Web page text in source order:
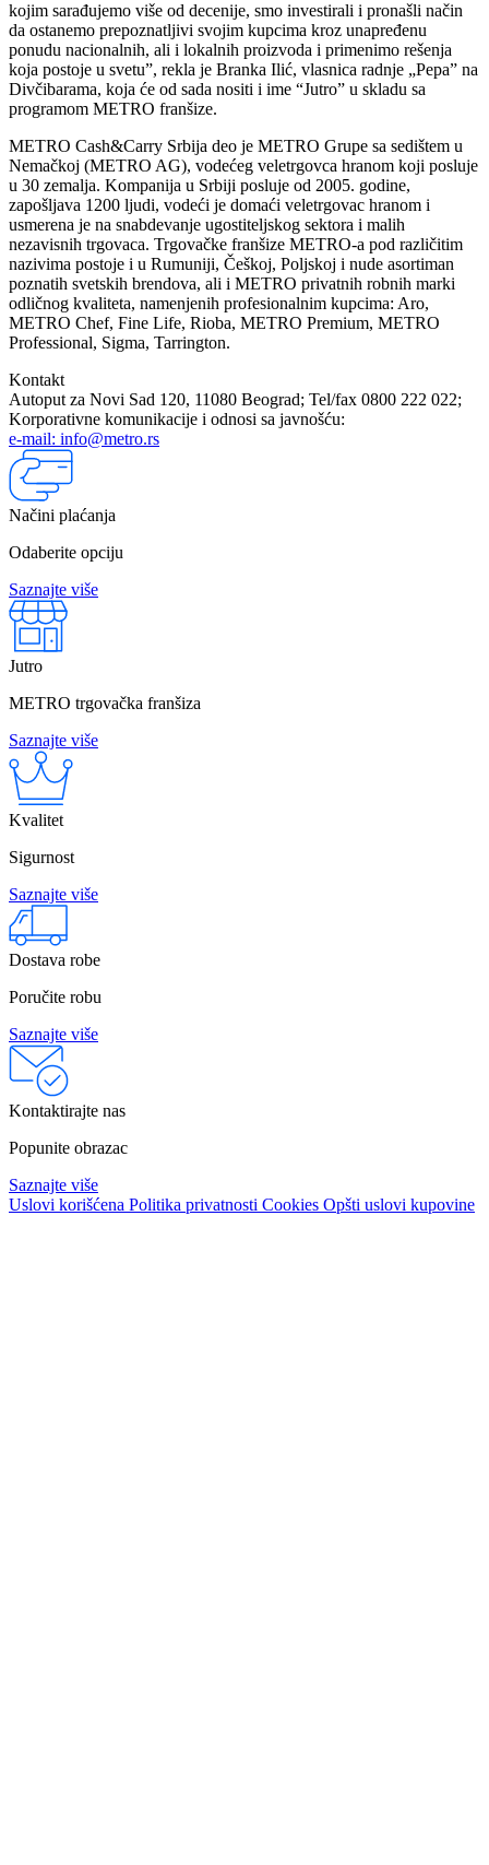
kojim sarađujemo više od decenije, smo investirali i pronašli način
da ostanemo prepoznatljivi svojim kupcima kroz unapređenu
ponudu nacionalnih, ali i lokalnih proizvoda i primenimo rešenja
koja postoje u svetu”, rekla je Branka Ilić, vlasnica radnje „Pepa” na
Divčibarama, koja će od sada nositi i ime “Jutro” u skladu sa
programom METRO franšize.
METRO Cash&Carry Srbija deo je METRO Grupe sa sedištem u
Nemačkoj (METRO AG), vodećeg veletrgovca hranom koji posluje
u 30 zemalja. Kompanija u Srbiji posluje od 2005. godine,
zapošljava 1200 ljudi, vodeći je domaći veletrgovac hranom i
usmerena je na snabdevanje ugostiteljskog sektora i malih
nezavisnih trgovaca. Trgovačke franšize METRO-a pod različitim
nazivima postoje i u Rumuniji, Češkoj, Poljskoj i nude asortiman
poznatih svetskih brendova, ali i METRO privatnih robnih marki
odličnog kvaliteta, namenjenih profesionalnim kupcima: Aro,
METRO Chef, Fine Life, Rioba, METRO Premium, METRO
Professional, Sigma, Tarrington.
Kontakt
Autoput za Novi Sad 120, 11080 Beograd; Tel/fax 0800 222 022;
Korporativne komunikacije i odnosi sa javnošću:
e-mail: info@metro.rs
Načini plaćanja
Odaberite opciju
Saznajte više
Jutro
METRO trgovačka franšiza
Saznajte više
Kvalitet
Sigurnost
Saznajte više
Dostava robe
Poručite robu
Saznajte više
Kontaktirajte nas
Popunite obrazac
Saznajte više
Uslovi korišćena Politika privatnosti Cookies Opšti uslovi kupovine